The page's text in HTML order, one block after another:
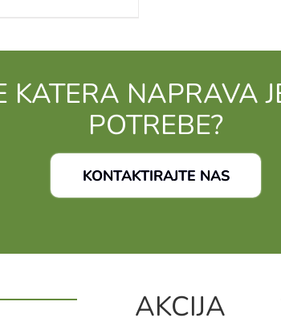
KATERA NAPRAVA
POTREBE?
KONTAKTIRAJTE NAS
AKCIJA